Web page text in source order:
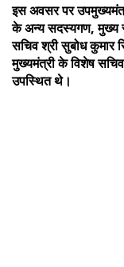
इस अवसर पर
के अन्य सदस्यगण, मुख्य
सचिव श्री सुबोध कुमार
मुख्यमंत्री के विशेष
उपस्थित थे।